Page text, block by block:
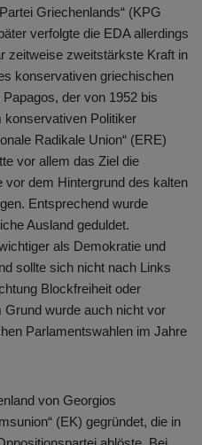
Griechenlands“ (KPG
verfolgte die EDA allerdings
zeitweise zweitstärkste Kraft in
konservativen griechischen
der von 1952 bis
konservativen Politiker
Radikale Union“ (ERE)
vor allem das Ziel die
dem Hintergrund des kalten
Entsprechend wurde
Ausland geduldet.
als Demokratie und
sollte sich nicht nach Links
Blockfreiheit oder
wurde auch nicht vor
Parlamentswahlen im Jahre
von Georgios
(EK) gegründet, die in